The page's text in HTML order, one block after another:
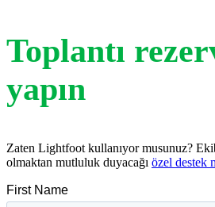
Toplantı
yapın
Zaten Lightfoot kullanıyor musunuz?
olmaktan mutluluk duyacağı özel destek